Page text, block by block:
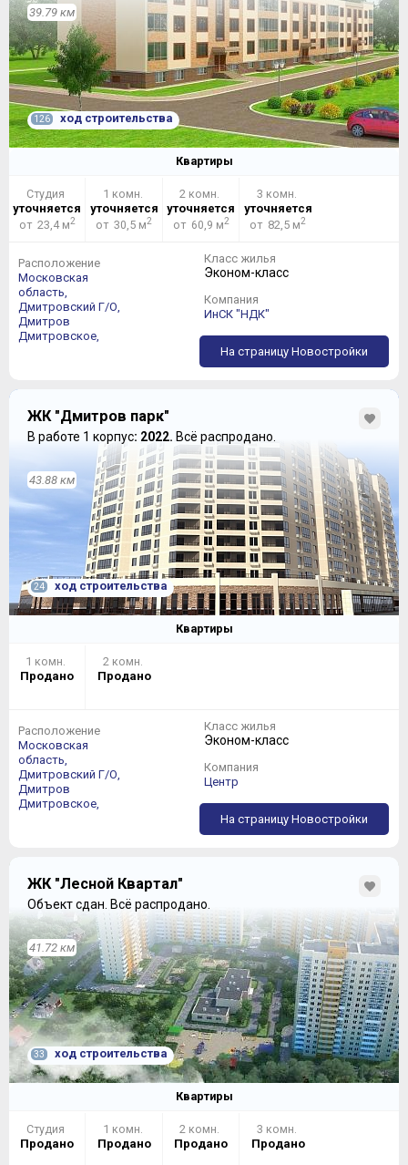
39.79 км
126 ход строительства
Квартиры
Студия
уточняется
от 23,4 м2
1 комн.
уточняется
от 30,5 м2
2 комн.
уточняется
от 60,9 м2
3 комн.
уточняется
от 82,5 м2
Расположение
Московская
область,
Дмитровский Г/О,
Дмитров
Дмитровское,
Класс жилья
Эконом-класс
Компания
ИнСК "НДК"
На страницу Новостройки
ЖК "Дмитров парк"
В работе 1 корпус: 2022. Всё распродано.
43.88 км
24 ход строительства
Квартиры
1 комн.
Продано
2 комн.
Продано
Расположение
Московская
область,
Дмитровский Г/О,
Дмитров
Дмитровское,
Класс жилья
Эконом-класс
Компания
Центр
На страницу Новостройки
ЖК "Лесной Квартал"
Объект сдан. Всё распродано.
41.72 км
33 ход строительства
Квартиры
Студия
Продано
1 комн.
Продано
2 комн.
Продано
3 комн.
Продано